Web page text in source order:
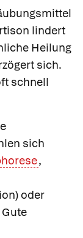
lindert
Heilung
sich.
schnell
sich
,
oder